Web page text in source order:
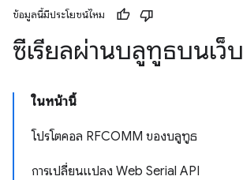
ข้อมูลนี้มีประโยชน์ไหม
ซีเรียลผ่านบลูทูธบนเว็บ
ในหน้านี้
โปรโตคอล RFCOMM ของบลูทูธ
การเปลี่ยนแปลง Web Serial API